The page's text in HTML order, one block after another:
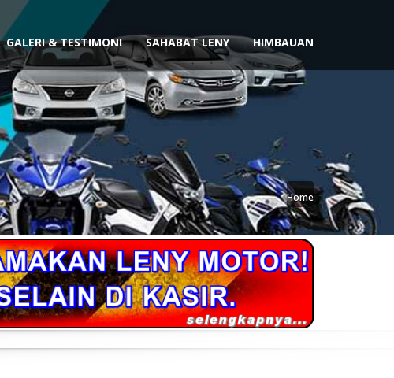
GALERI & TESTIMONI SAHABAT LENY HIMBAUAN
Home